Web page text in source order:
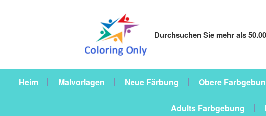
Durchsuchen Sie mehr als
Heim Malvorlagen Neue Färbung Obere
Adults Farbgebung